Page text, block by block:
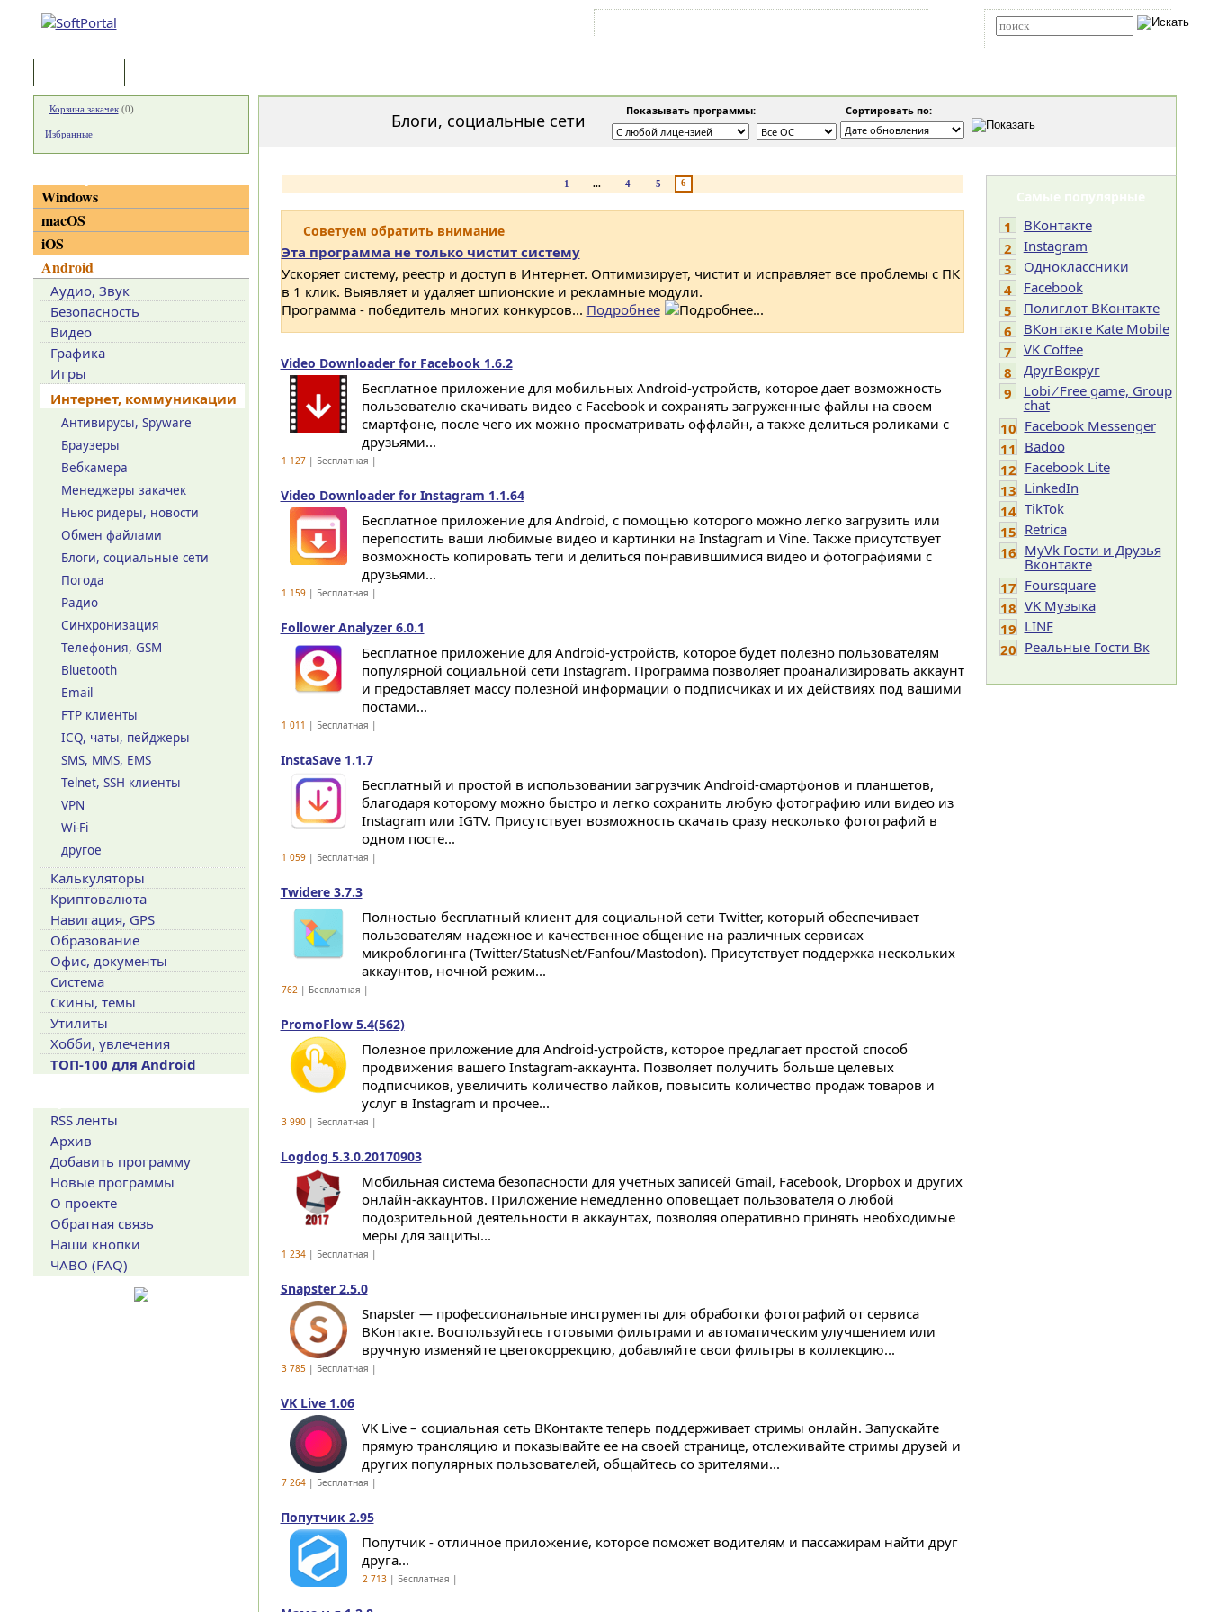
Блоги, социальные сети Показывать программы: Сортировать по:
1 ... 4 5 6
Советуем обратить внимание
Эта программа не только чистит систему
Ускоряет систему, реестр и доступ в Интернет. Оптимизирует, чистит и исправляет все проблемы с ПК
в 1 клик. Выявляет и удаляет шпионские и рекламные модули.
Программа - победитель многих конкурсов... Подробнее
Video Downloader for Facebook 1.6.2
Бесплатное приложение для мобильных Android-устройств, которое дает возможность
пользователю скачивать видео с Facebook и сохранять загруженные файлы на своем
смартфоне, после чего их можно просматривать оффлайн, а также делиться роликами с
друзьями...
1 127| Бесплатная |
Video Downloader for Instagram 1.1.64
Бесплатное приложение для Android, с помощью которого можно легко загрузить или
перепостить ваши любимые видео и картинки на Instagram и Vine. Также присутствует
возможность копировать теги и делиться понравившимися видео и фотографиями с
друзьями...
1 159| Бесплатная |
Follower Analyzer 6.0.1
Бесплатное приложение для Android-устройств, которое будет полезно пользователям
популярной социальной сети Instagram. Программа позволяет проанализировать аккаунт
и предоставляет массу полезной информации о подписчиках и их действиях под вашими
постами...
1 011 | Бесплатная |
InstaSave 1.1.7
Бесплатный и простой в использовании загрузчик Android-смартфонов и планшетов,
благодаря которому можно быстро и легко сохранить любую фотографию или видео из
Instagram или IGTV. Присутствует возможность скачать сразу несколько фотографий в
одном посте...
1 059| Бесплатная |
Twidere 3.7.3
Полностью бесплатный клиент для социальной сети Twitter, который обеспечивает
пользователям надежное и качественное общение на различных сервисах
микроблогинга (Twitter/StatusNet/Fanfou/Mastodon). Присутствует поддержка нескольких
аккаунтов, ночной режим...
762| Бесплатная |
PromoFlow 5.4(562)
Полезное приложение для Android-устройств, которое предлагает простой способ
продвижения вашего Instagram-аккаунта. Позволяет получить больше целевых
подписчиков, увеличить количество лайков, повысить количество продаж товаров и
услуг в Instagram и прочее...
3 990| Бесплатная |
Logdog 5.3.0.20170903
Мобильная система безопасности для учетных записей Gmail, Facebook, Dropbox и других
онлайн-аккаунтов. Приложение немедленно оповещает пользователя о любой
подозрительной деятельности в аккаунтах, позволяя оперативно принять необходимые
меры для защиты...
1 234| Бесплатная |
Snapster 2.5.0
Snapster — профессиональные инструменты для обработки фотографий от сервиса
ВКонтакте. Воспользуйтесь готовыми фильтрами и автоматическим улучшением или
вручную изменяйте цветокоррекцию, добавляйте свои фильтры в коллекцию...
3 785| Бесплатная |
VK Live 1.06
VK Live – социальная сеть ВКонтакте теперь поддерживает стримы онлайн. Запускайте
прямую трансляцию и показывайте ее на своей странице, отслеживайте стримы друзей и
других популярных пользователей, общайтесь со зрителями...
7 264| Бесплатная |
Попутчик 2.95
Попутчик - отличное приложение, которое поможет водителям и пассажирам найти друг
друга...
2 713| Бесплатная |
Самые популярные
1
ВКонтакте
2
Instagram
3
Одноклассники
4
Facebook
5
Полиглот ВКонтакте
6
ВКонтакте Kate Mobile
7
VK Coffee
8
ДругВокруг
9
Lobi ⁄ Free game, Group
chat
10 Facebook Messenger
11 Badoo
12 Facebook Lite
13 LinkedIn
14 TikTok
15 Retrica
16 MyVk Гости и Друзья
Вконтакте
17 Foursquare
18 VK Музыка
19 LINE
20 Реальные Гости Вк
Корзина закачек(0)
Избранные
Windows
macOS
iOS
Android
Аудио, Звук
Безопасность
Видео
Графика
Игры
Интернет, коммуникации
Антивирусы, Spyware
Браузеры
Вебкамера
Менеджеры закачек
Ньюс ридеры, новости
Обмен файлами
Блоги, социальные сети
Погода
Радио
Синхронизация
Телефония, GSM
Bluetooth
Email
FTP клиенты
ICQ, чаты, пейджеры
SMS, MMS, EMS
Telnet, SSH клиенты
VPN
Wi-Fi
другое
Калькуляторы
Криптовалюта
Навигация, GPS
Образование
Офис, документы
Система
Скины, темы
Утилиты
Хобби, увлечения
ТОП-100 для Android
RSS ленты
Архив
Добавить программу
Новые программы
О проекте
Обратная связь
Наши кнопки
ЧАВО (FAQ)